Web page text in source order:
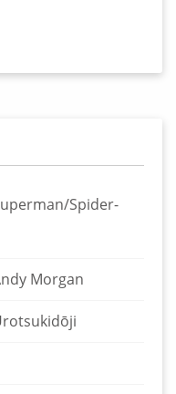
Spider-
Morgan